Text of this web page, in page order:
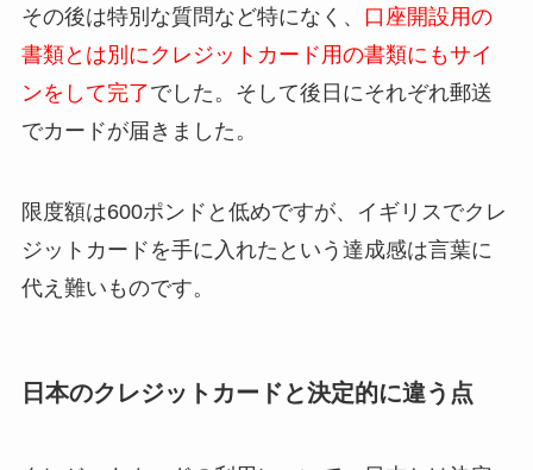
その後は特別な質問など特になく、
口座開設用の
書類とは別にクレジットカード用の書類にもサイ
ンをして完了でした。そして後日にそれぞれ郵送
でカードが届きました。
限度額は600ポンドと低めですが、イギリスでクレ
ジットカードを手に入れたという達成感は言葉に
代え難いものです。
日本のクレジットカードと決定的に違う点